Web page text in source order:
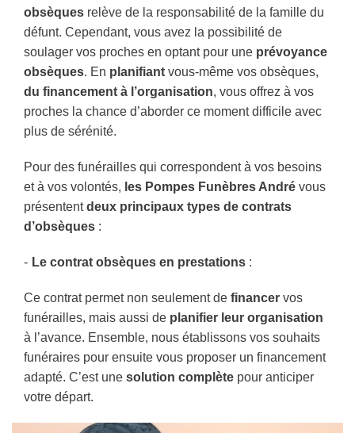
obsèques relève de la responsabilité de la famille du
défunt. Cependant, vous avez la possibilité de
soulager vos proches en optant pour une prévoyance
obsèques. En planifiant vous-même vos obsèques,
du financement à l’organisation, vous offrez à vos
proches la chance d’aborder ce moment difficile avec
plus de sérénité.
Pour des funérailles qui correspondent à vos besoins
et à vos volontés, les Pompes Funèbres André vous
présententdeux principaux types de contrats
d’obsèques :
Le contrat obsèques en prestations :
Ce contrat permet non seulement de financer vos
funérailles, mais aussi de planifier leur organisation
à l’avance. Ensemble, nous établissons vos souhaits
funéraires pour ensuite vous proposer un financement
adapté. C’est une solution complète pour anticiper
votre départ.